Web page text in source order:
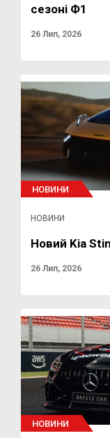
сезоні Ф1
26 Лип, 2026
НОВИНИ
НОВИНИ
Новий Kia
26 Лип, 2026
НОВИНИ